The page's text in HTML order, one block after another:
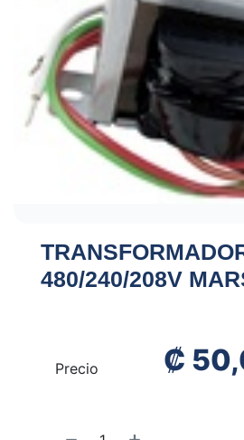
480/240/208V
Precio ₡